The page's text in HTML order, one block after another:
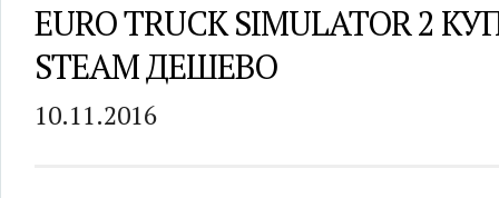
EURO TRUCK SIMULATOR 2
STEAM ДЕШЕВО
10.11.2016